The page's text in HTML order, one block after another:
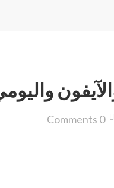
واليومي|
0